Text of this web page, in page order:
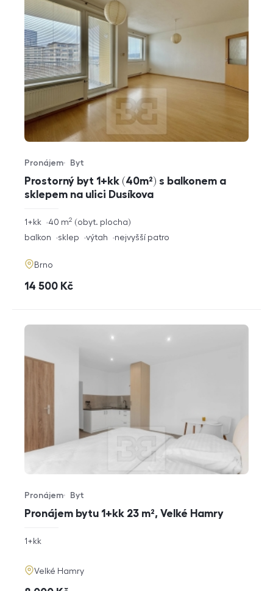
Prostorný byt 1+kk (40m²) s balkonem a
sklepem na ulici Dusíkova
Typ nabídky
Pronájem
Typ nemovitosti
Byt
rozměry
1+kk obyt. plocha
40 m2
funkce
balkon sklep výtah nejvyšší patro
adresa
Brno
cena
14 500 Kč
Pronájem bytu 1+kk 23 m², Velké Hamry
Typ nabídky
Pronájem
Typ nemovitosti
Byt
rozměry
1+kk
adresa
Velké Hamry